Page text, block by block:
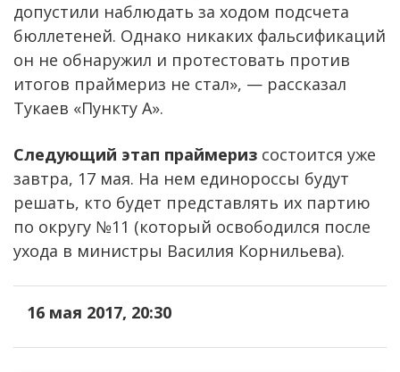
допустили наблюдать за ходом подсчета
бюллетеней. Однако никаких фальсификаций
он не обнаружил и протестовать против
итогов праймериз не стал», — рассказал
Тукаев «Пункту А».
Следующий этап праймериз состоится уже
завтра, 17 мая. На нем единороссы будут
решать, кто будет представлять их партию
по округу №11 (который освободился после
ухода в министры Василия Корнильева).
16 мая 2017, 20:30